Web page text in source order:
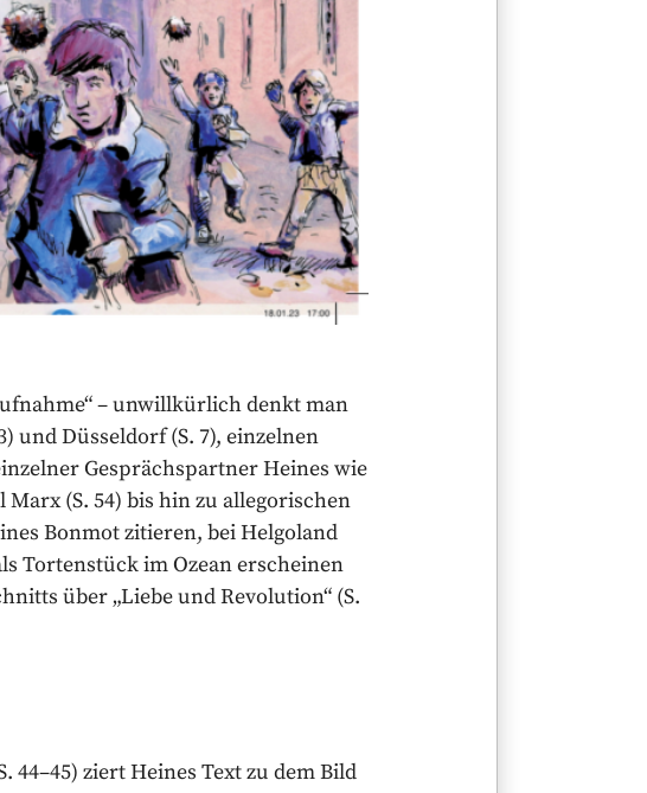
– unwillkürlich denkt man
und Düsseldorf (S. 7), einzelnen
Gesprächspartner Heines wie
Marx (S. 54) bis hin zu allegorischen
Bonmot zitieren, bei Helgoland
Tortenstück im Ozean erscheinen
über „Liebe und Revolution“ (S.
44–45) ziert Heines Text zu dem Bild